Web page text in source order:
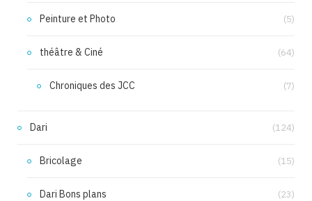
Peinture et Photo (5)
théâtre & Ciné (64)
Chroniques des JCC (7)
Dari (124)
Bricolage (15)
Dari Bons plans (23)